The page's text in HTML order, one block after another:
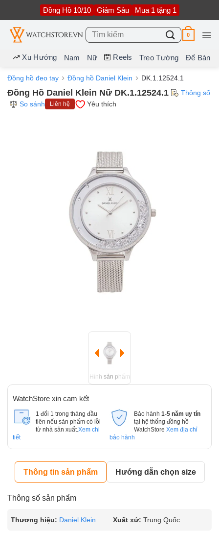
nội
dung
Đồng Hồ 10/10 Giảm Sâu Mua 1 tặng 1
Tìm
kiếm:
0
Xu Hướng Nam Nữ Reels Treo Tường Để Bàn
Đồng hồ đeo tay Đồng hồ Daniel Klein DK.1.12524.1
Đồng Hồ Daniel Klein Nữ DK.1.12524.1
Thông số
So sánh
Liên hệ Yêu thích
Hình sản phẩm
WatchStore xin cam kết
1 đổi 1 trong tháng đầu
tiên nếu sản phẩm có lỗi
từ nhà sản xuất. Xem chi
tiết
Bảo hành 1-5 năm uy tín
tại hệ thống đồng hồ
WatchStore Xem địa chỉ
bảo hành
Thông tin sản phẩm Hướng dẫn chọn size
Thông số sản phẩm
Thương hiệu: Daniel Klein Xuất xứ: Trung Quốc